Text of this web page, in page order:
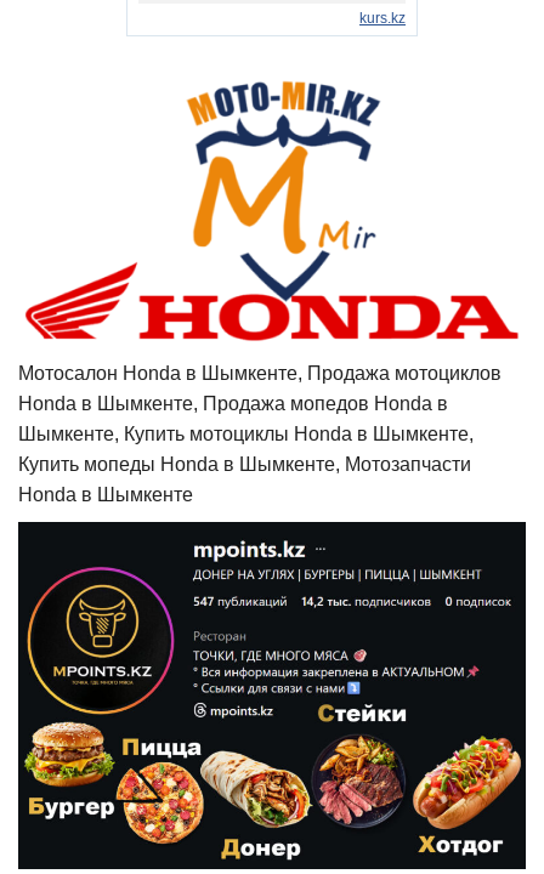
Мотосалон Honda в Шымкенте, Продажа мотоциклов
Honda в Шымкенте, Продажа мопедов Honda в
Шымкенте, Купить мотоциклы Honda в Шымкенте,
Купить мопеды Honda в Шымкенте, Мотозапчасти
Honda в Шымкенте